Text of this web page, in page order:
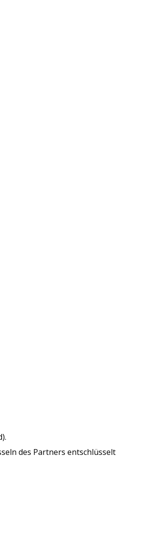
des Partners entschlüsselt